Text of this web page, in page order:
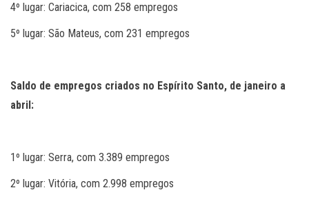
4º lugar: Cariacica, com 258 empregos
5º lugar: São Mateus, com 231 empregos
Saldo de empregos criados no Espírito Santo, de janeiro a
abril:
1º lugar: Serra, com 3.389 empregos
2º lugar: Vitória, com 2.998 empregos